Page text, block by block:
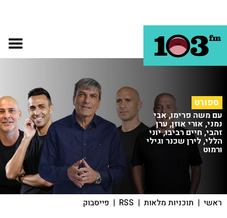
ספורט
עם משה פרימו, אבי
נמני, אורי אוזן, ערן
זהבי, חיים רביבו, יוני
הללי, לירן שכנר וגילי
ורמוט
ראשי | תוכניות מלאות |
RSS
| פייסבוק